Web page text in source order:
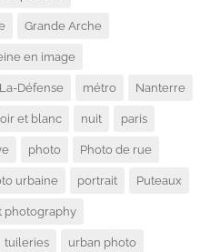
Grande Arche
en image
La-Défense métro Nanterre
et blanc nuit paris
photo Photo de rue
urbaine portrait Puteaux
photography
tuileries urban photo